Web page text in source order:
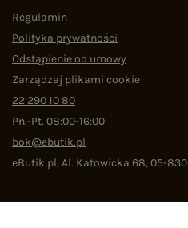
Regulamin
Polityka prywatności
Odstąpienie od umowy
Zarządzaj plikami cookie
22 290 10 80
Pn.-Pt. 08:00-16:00
bok@ebutik.pl
eButik.pl,Al. Katowicka 68,05-830